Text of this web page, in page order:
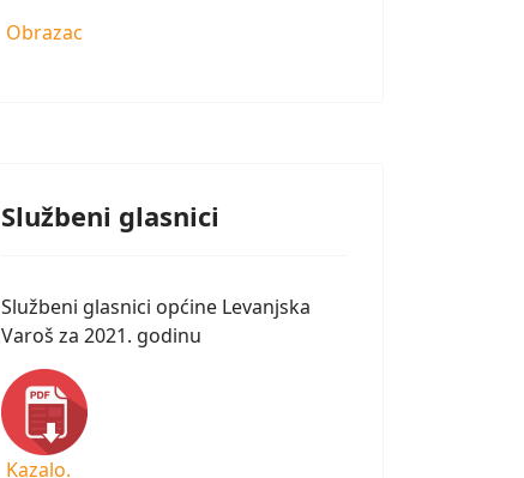
Obrazac
Službeni glasnici
Službeni glasnici općine Levanjska
Varoš za 2021. godinu
Kazalo.